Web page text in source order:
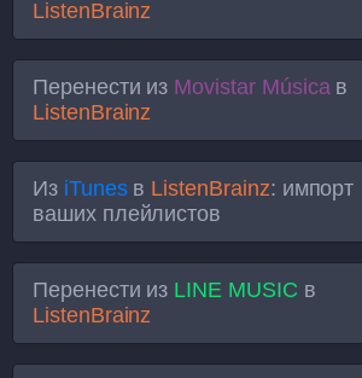
ListenBrainz
Перенести из Movistar Músicaв
ListenBrainz
Из iTunesв ListenBrainz: импорт
ваших плейлистов
Перенести из LINE MUSIC в
ListenBrainz